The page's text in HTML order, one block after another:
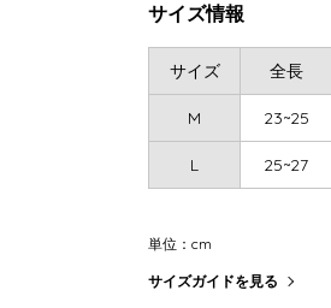
サイズ情報
サイズ 全長
M 23~25
L 25~27
単位：cm
サイズガイドを見る